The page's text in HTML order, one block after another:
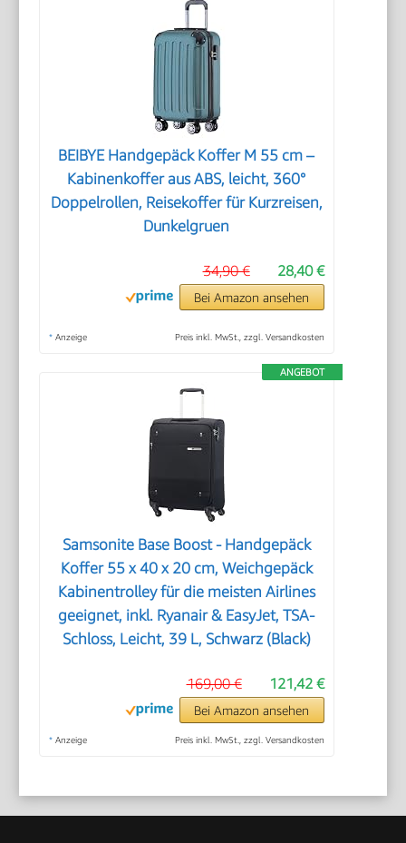
BEIBYE Handgepäck Koffer M 55 cm –
Kabinenkoffer aus ABS, leicht, 360°
Doppelrollen, Reisekoffer für Kurzreisen,
Dunkelgruen
28,40 €
34,90 €
Bei Amazon ansehen
* Anzeige Preis inkl. MwSt., zzgl. Versandkosten
ANGEBOT
Samsonite Base Boost - Handgepäck
Koffer 55 x 40 x 20 cm, Weichgepäck
Kabinentrolley für die meisten Airlines
geeignet, inkl. Ryanair & EasyJet, TSA-
Schloss, Leicht, 39 L, Schwarz (Black)
121,42 €
169,00 €
Bei Amazon ansehen
* Anzeige Preis inkl. MwSt., zzgl. Versandkosten